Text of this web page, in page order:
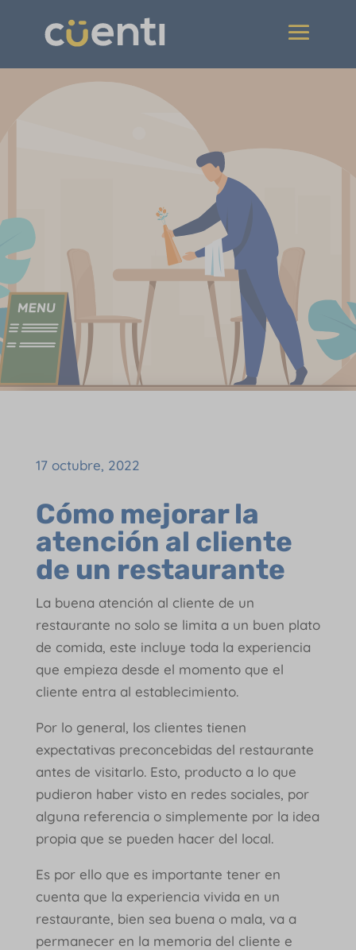
17 octubre, 2022
Cómo mejorar la
atención al cliente
de un restaurante
La buena atención al cliente de un
restaurante no solo se limita a un buen plato
de comida, este incluye toda la experiencia
que empieza desde el momento que el
cliente entra al establecimiento.
Por lo general, los clientes tienen
expectativas preconcebidas del restaurante
antes de visitarlo. Esto, producto a lo que
pudieron haber visto en redes sociales, por
alguna referencia o simplemente por la idea
propia que se pueden hacer del local.
Es por ello que es importante tener en
cuenta que la experiencia vivida en un
restaurante, bien sea buena o mala, va a
permanecer en la memoria del cliente e